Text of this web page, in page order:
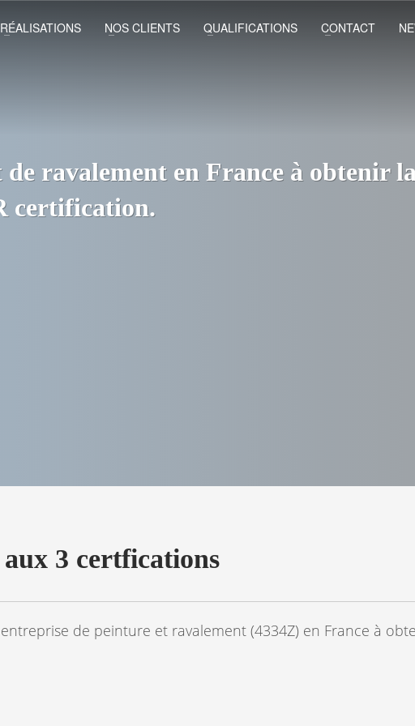
RÉALISATIONS NOS CLIENTS QUALIFICATIONS CONTACT
ravalement en France à obtenir
certification.
3 certfications
de peinture et ravalement (4334Z) en France à